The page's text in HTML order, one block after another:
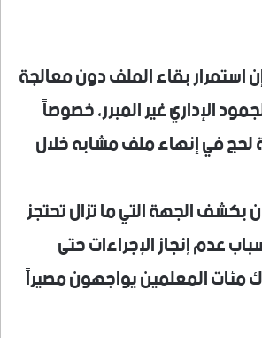
استمرار بقاء الملف دون معالجة
الإداري غير المبرر، خصوصاً
في إنهاء ملف مشابه خلال
بكشف الجهة التي ما تزال تحتجز
عدم إنجاز الإجراءات حتى
مئات المعلمين يواجهون مصيراً